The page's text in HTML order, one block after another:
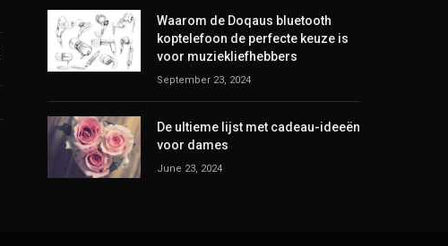
Waarom de Doqaus bluetooth
koptelefoon de perfecte keuze is
voor muziekliefhebbers
September 23, 2024
De ultieme lijst met cadeau-ideeën
voor dames
June 23, 2024